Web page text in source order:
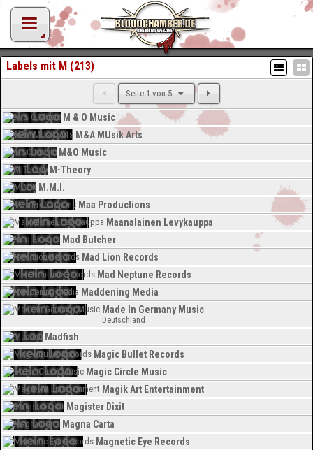
Labels mit M (213)
Seite 1 von 5
M & O Music
M&A MUsik Arts
M&O Music
M-Theory
M.M.I.
Maa Productions
Maanalainen Levykauppa
Mad Butcher
Mad Lion Records
Mad Neptune Records
Maddening Media
Made In Germany Music
Deutschland
Madfish
Magic Bullet Records
Magic Circle Music
Magik Art Entertainment
Magister Dixit
Magna Carta
Magnetic Eye Records